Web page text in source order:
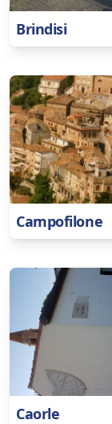
Brindisi
Campofilone
Caorle